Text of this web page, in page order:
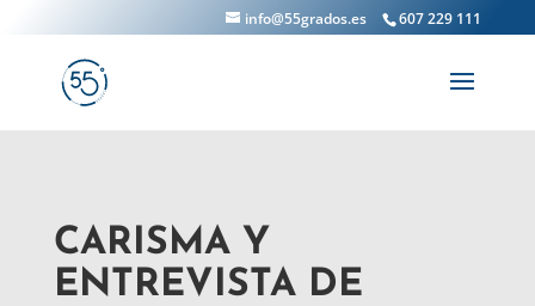
607 229 111
info@55grados.es
CARISMA Y
ENTREVISTA DE